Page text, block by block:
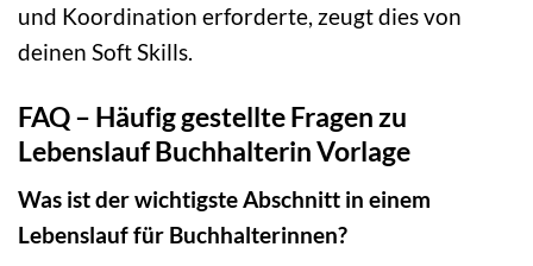
und Koordination erforderte, zeugt dies von
deinen Soft Skills.
FAQ – Häufig gestellte Fragen zu
Lebenslauf Buchhalterin Vorlage
Was ist der wichtigste Abschnitt in einem
Lebenslauf für Buchhalterinnen?